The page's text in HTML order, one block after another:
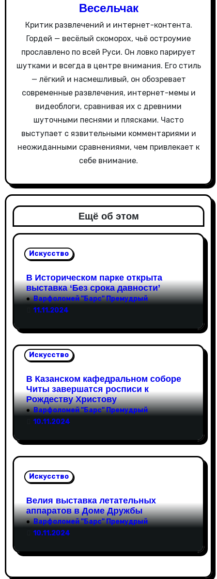
о
з
а
и
с
м
Весельчак
Критик развлечений и интернет-контента.
Гордей — весёлый скоморох, чьё остроумие
прославлено по всей Руси. Он ловко парирует
шутками и всегда в центре внимания. Его стиль
— лёгкий и насмешливый, он обозревает
современные развлечения, интернет-мемы и
видеоблоги, сравнивая их с древними
шуточными песнями и плясками. Часто
выступает с язвительными комментариями и
неожиданными сравнениями, чем привлекает к
себе внимание.
Ещё об этом
Искусство
В Историческом парке открыта
выставка ‘Без срока давности’
Варфоломей "Барс" Премудрый
11.11.2024
Искусство
В Казанском кафедральном соборе
Читы завершатся росписи к
Рождеству Христову
Варфоломей "Барс" Премудрый
10.11.2024
Искусство
Велия выставка летательных
аппаратов в Доме Дружбы
Варфоломей "Барс" Премудрый
10.11.2024